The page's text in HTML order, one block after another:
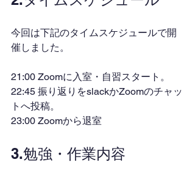
今回は下記のタイムスケジュールで開
催しました。
21:00 Zoomに入室・自習スタート。
22:45 振り返りをslackかZoomのチャッ
トへ投稿。
23:00 Zoomから退室
3.勉強・作業内容